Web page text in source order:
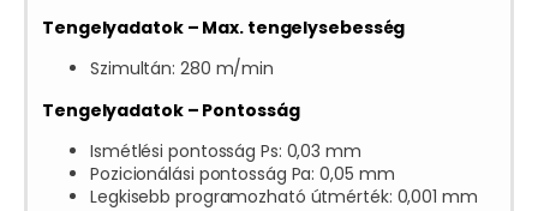
Tengelyadatok – Max. tengelysebesség
Szimultán: 280 m/min
Tengelyadatok – Pontosság
Ismétlési pontosság Ps: 0,03 mm
Pozicionálási pontosság Pa: 0,05 mm
Legkisebb programozható útmérték: 0,001 mm